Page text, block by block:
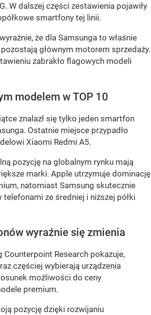
W dalszej części zestawienia pojawiły
smartfony tej linii.
że dla Samsunga to właśnie
głównym motorem sprzedaży.
zabrakło flagowych modeli
modelem w TOP 10
znalazł się tylko jeden smartfon
Ostatnie miejsce przypadło
Xiaomi Redmi A5.
pozycję na globalnym rynku mają
marki. Apple utrzymuje dominację
natomiast Samsung skutecznie
ze średniej i niższej półki
wyraźnie się zmienia
Counterpoint Research pokazuje,
częściej wybierają urządzenia
możliwości do ceny
premium.
pozycję dzięki rozwijaniu